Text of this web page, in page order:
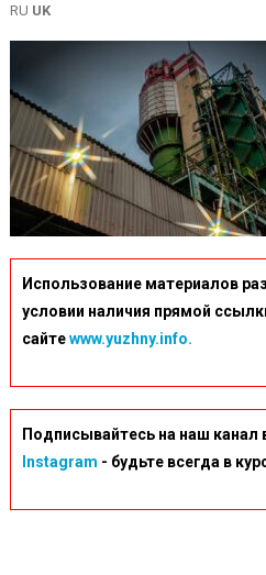
RU UK
Использование материалов
условии наличия прямой
сайтеwww.yuzhny.info.
Подписывайтесь на наш канал
Instagram - будьте всегда в